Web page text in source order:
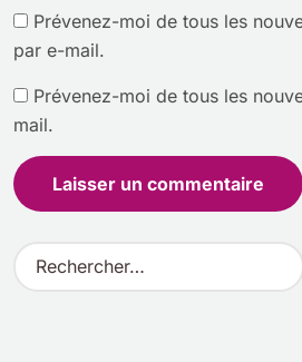
Prévenez-moi de tous les
par e-mail.
Prévenez-moi de tous les
mail.
R
e